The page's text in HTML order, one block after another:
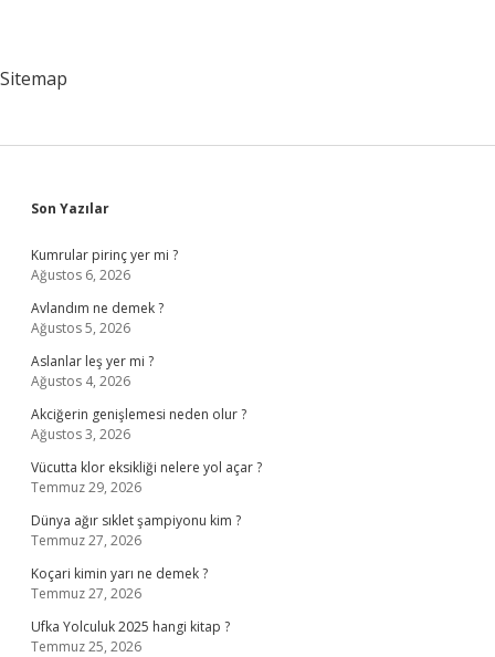
Denir
Sitemap
Sidebar
Son Yazılar
Kumrular pirinç yer mi ?
Ağustos 6, 2026
Avlandım ne demek ?
Ağustos 5, 2026
Aslanlar leş yer mi ?
Ağustos 4, 2026
Akciğerin genişlemesi neden olur ?
Ağustos 3, 2026
Vücutta klor eksikliği nelere yol açar ?
Temmuz 29, 2026
Dünya ağır sıklet şampiyonu kim ?
Temmuz 27, 2026
Koçari kimin yarı ne demek ?
Temmuz 27, 2026
Ufka Yolculuk 2025 hangi kitap ?
Temmuz 25, 2026